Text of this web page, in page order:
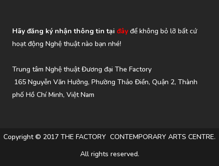
Hãy đăng ký nhận thông tin tại đây để không bỏ lỡ bất cứ
hoạt động Nghệ thuật nào bạn nhé!
Trung tâm Nghệ thuật Đương đại The Factory
165 Nguyễn Văn Hưởng, Phường Thảo Điền, Quận 2, Thành
phố Hồ Chí Minh, Việt Nam
Copyright © 2017 THE FACTORY CONTEMPORARY ARTS CENTRE.
All rights reserved.